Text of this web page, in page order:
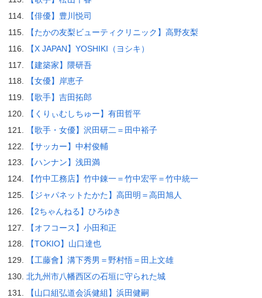
【俳優】豊川悦司
【たかの友梨ビューティクリニック】高野友梨
【X JAPAN】YOSHIKI（ヨシキ）
【建築家】隈研吾
【女優】岸恵子
【歌手】吉田拓郎
【くりぃむしちゅー】有田哲平
【歌手・女優】沢田研二＝田中裕子
【サッカー】中村俊輔
【ハンナン】浅田満
【竹中工務店】竹中錬一＝竹中宏平＝竹中統一
【ジャパネットたかた】高田明＝高田旭人
【2ちゃんねる】ひろゆき
【オフコース】小田和正
【TOKIO】山口達也
【工藤會】溝下秀男＝野村悟＝田上文雄
北九州市八幡西区の石垣に守られた城
【山口組弘道会浜健組】浜田健嗣